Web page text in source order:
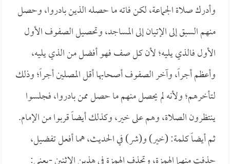
وأدرك صلاة الجماعة، لكن فاته ما حصله الذين بادروا، وحصل
منهم السبق إلى الإتيان إلى المساجد، وتحصيل الصفوف الأول
الأول فالذي يليه؛ لأن كل صف فهو أفضل من الذي يليه،
وأعظم أجراً، وآخر الصفوف أصحابها أقل المصلين أجراً؛ وذلك
لتأخرهم؛ ولأنه لم يحصل منهم ما حصل ممن بادروا، فجلسوا
ينتظرون الصلاة، وهم على خير، وكذلك أيضاً قربوا من الإمام.
ثم أيضاً كلمة: (خير) و(شر) في الحديث، هما أفعل تفضيل،